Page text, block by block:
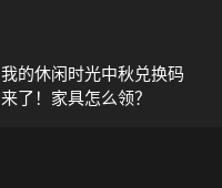
我的休闲时光中秋兑换码
来了！家具怎么领？